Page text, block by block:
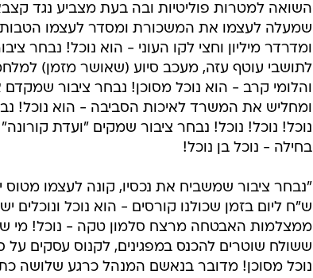
השואה למטרות פוליטיות ובה בעת מצביע נגד
שמעלה לעצמו את המשכורת ומסדר לעצמו
ומדרדר מיליון וחצי לקו העוני - הוא נוכל! נבחר
לתושבי עוטף עזה, מעכב סיוע (שאושר מזמן)
והלומי קרב - הוא נוכל מסוכן! נבחר ציבור
ומחליש את המשרד לאיכות הסביבה - הוא נוכל!
נוכל! נוכל! נוכל! נבחר ציבור שמקים "ועדת
בחילה - נוכל בן נוכל!
ש"ח ליום בזמן שכולנו קורסים - הוא נוכל
ממצלמות האבטחה מרצח סלמון טקה - נוכל! מי
ששולח שוטרים להכנס במפגינים, לקנוס עסקים
נוכל מסוכן! מדובר בנאשם המנהל כרגע שלושה